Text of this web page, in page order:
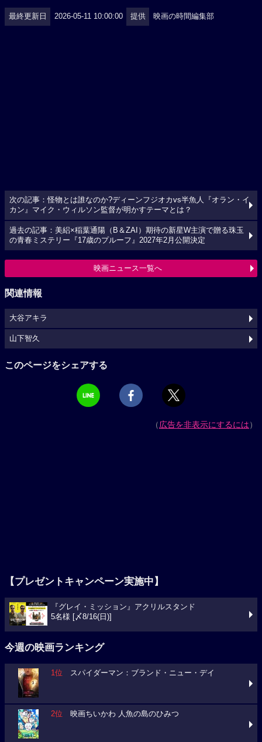
最終更新日 2026-05-11 10:00:00 提供 映画の時間編集部
次の記事：怪物とは誰なのか?ディーンフジオカvs半魚人『オラン・イ
カン』マイク・ウィルソン監督が明かすテーマとは？
過去の記事：美絽×稲葉通陽（B＆ZAI）期待の新星W主演で贈る珠玉
の青春ミステリー『17歳のプルーフ』2027年2月公開決定
映画ニュース一覧へ
関連情報
大谷アキラ
山下智久
このページをシェアする
（広告を非表示にするには）
【プレゼントキャンペーン実施中】
『グレイ・ミッション』アクリルスタンド
5名様 [〆8/16(日)]
今週の映画ランキング
1位 スパイダーマン：ブランド・ニュー・デイ
2位 映画ちいかわ 人魚の島のひみつ